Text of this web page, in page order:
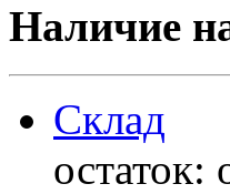
Наличие
Склад
остаток: